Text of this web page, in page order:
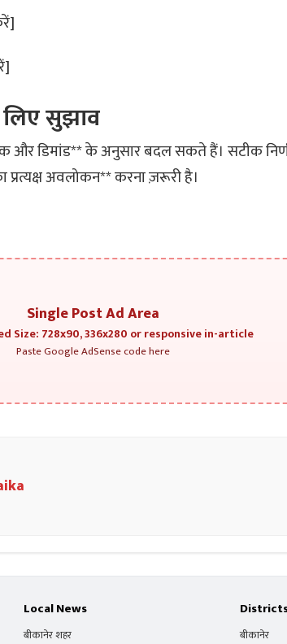
लिए सुझाव
और डिमांड** के अनुसार बदल सकते हैं। सटीक
अवलोकन** करना ज़रूरी है।
Single Post Ad Area
Size: 728x90, 336x280 or responsive in-article
Paste Google AdSense code here
Local News
बीकानेर शहर बीकानेर